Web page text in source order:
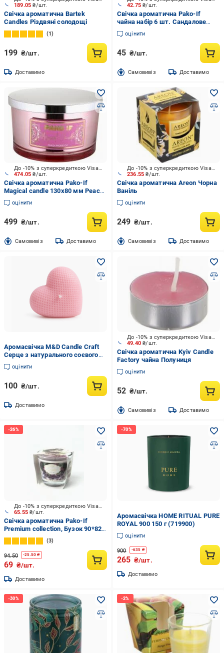
189.05₴/шт.
Свічка ароматична Bartek
Candles Різдвяні солодощі
1
199 ₴/шт.
Доставимо
42.75₴/шт.
Свічка ароматична Pako-If
чайна набір 6 шт. Сандалове
дерево-ваніль
оцінити
45 ₴/шт.
Cамовивіз Доставимо
474.05₴/шт.
До -10% з суперкредиткою Visa Вигода
Свічка ароматична Pako-If
Magical candle 130x80 мм Peach
prosecco
оцінити
499 ₴/шт.
Cамовивіз Доставимо
236.55₴/шт.
До -10% з суперкредиткою Visa Вигода
Свічка ароматична Areon Чорна
Ваніль
оцінити
249 ₴/шт.
Cамовивіз Доставимо
Аромасвічка M&D Candle Craft
Серце з натурального соєвого
воску аромат малина (00033)
оцінити
100 ₴/шт.
Доставимо
49.40₴/шт.
До -10% з суперкредиткою Visa Вигода
Свічка ароматична Kyiv Candle
Factory чайна Полуниця
оцінити
52 ₴/шт.
Cамовивіз Доставимо
65.55₴/шт.
До -10% з суперкредиткою Visa Вигода
Свічка ароматична Pako-If
Premium collection, Бузок 90*82
мм, 160 г арт.101
3
94.50 -25.50 ₴
69 ₴/шт.
Доставимо
Аромасвічка HOME RITUAL PURE
ROYAL 900 150 г (719900)
оцінити
900 -635 ₴
265 ₴/шт.
Доставимо